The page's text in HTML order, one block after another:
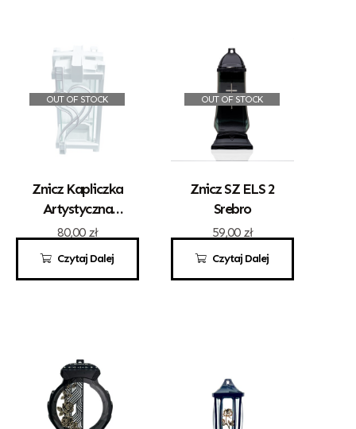
OUT OF STOCK
Czytaj Dalej
Znicz Kapliczka
Artystyczna
Kwadrat Z
80,00 zł
OUT OF STOCK
Czytaj Dalej
Znicz SZ ELS 2
Srebro
59,00 zł